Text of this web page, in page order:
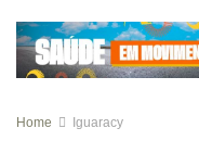
Home Iguaracy